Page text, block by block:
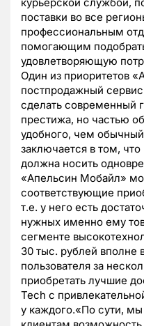
курьерской службой,
поставки во все
профессиональным
помогающим
удовлетворяющую
Один из приоритетов
постпродажный
сделать современный
престижа, но частью
удобного, чем
заключается в том,
должна носить
«Апельсин Мобайл»
соответствующие
т.е. у него есть
нужных именно ему
сегменте
30 тыс. рублей вполне
пользователя за
приобретать лучшие
Tech с
у каждого.«По сути,